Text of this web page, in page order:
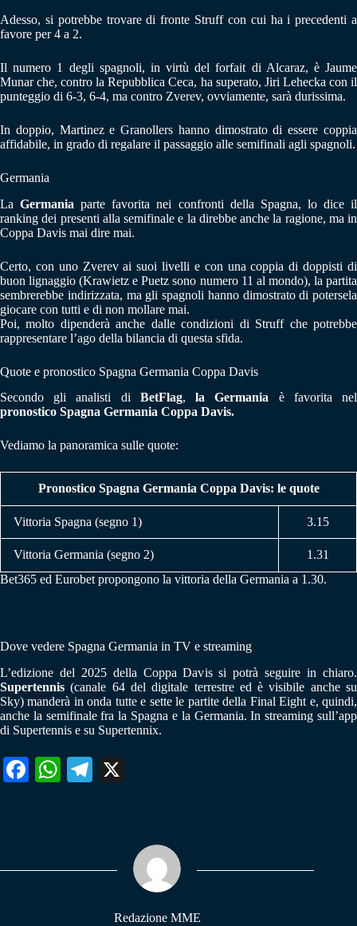
Adesso, si potrebbe trovare di fronte Struff con cui ha i precedenti a
favore per 4 a 2.
Il numero 1 degli spagnoli, in virtù del forfait di Alcaraz, è Jaume
Munar che, contro la Repubblica Ceca, ha superato, Jiri Lehecka con il
punteggio di 6-3, 6-4, ma contro Zverev, ovviamente, sarà durissima.
In doppio, Martinez e Granollers hanno dimostrato di essere coppia
affidabile, in grado di regalare il passaggio alle semifinali agli spagnoli.
Germania
LaGermania parte favorita nei confronti della Spagna, lo dice il
ranking dei presenti alla semifinale e la direbbe anche la ragione, ma in
Coppa Davis mai dire mai.
Certo, con uno Zverev ai suoi livelli e con una coppia di doppisti di
buon lignaggio (Krawietz e Puetz sono numero 11 al mondo), la partita
sembrerebbe indirizzata, ma gli spagnoli hanno dimostrato di potersela
giocare con tutti e di non mollare mai.
Poi, molto dipenderà anche dalle condizioni di Struff che potrebbe
rappresentare l’ago della bilancia di questa sfida.
Quote e pronostico Spagna Germania Coppa Davis
Secondo gli analisti di BetFlag,la Germania è favorita nel
pronostico Spagna Germania Coppa Davis.
Vediamo la panoramica sulle quote:
Pronostico Spagna Germania Coppa Davis: le quote
Vittoria Spagna (segno 1) 3.15
Vittoria Germania (segno 2)
1.31
Bet365 ed Eurobet propongono la vittoria della Germania a 1.30.
Dove vedere Spagna Germania in TV e streaming
L’edizione del 2025 della Coppa Davis si potrà seguire in chiaro.
Supertennis (canale 64 del digitale terrestre ed è visibile anche su
Sky) manderà in onda tutte e sette le partite della Final Eight e, quindi,
anche la semifinale fra la Spagna e la Germania. In streaming sull’app
di Supertennis e su Supertennix.
Fa W
pp
Te
m
Redazione MME